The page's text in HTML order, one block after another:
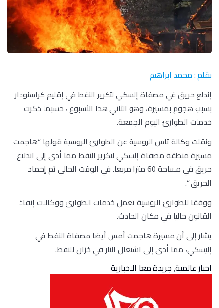
بقلم : محمد ابراهيم
إندلع حريق في مصفاة إلسكي لتكرير النفط في إقليم كراسنودار
بسبب هجوم بمسيرة، وهو الثاني هذا الأسبوع ، حسبما ذكرت
خدمات الطوارئ اليوم الجمعة.
ونقلت وكالة تاس الروسية عن الطوارئ الروسية قولها “هاجمت
مسيرة منطقة مصفاة إلسكي لتكرير النفط مما أدى إلى اندلاع
حريق في مساحة 60 مترا مربعا. في الوقت الحالي تم إخماد
الحريق “.
ووفقا للطوارئ الروسية تعمل خدمات الطوارئ ووكالات إنفاذ
القانون حاليا في مكان الحادث.
يشار إلى أن مسيرة هاجمت أمس أيضا مصفاة النفط في
إليسكي، مما أدى إلى اشتعال النار في خزان للنفط.
اخبار عالمية,جريدة معا الاخبارية